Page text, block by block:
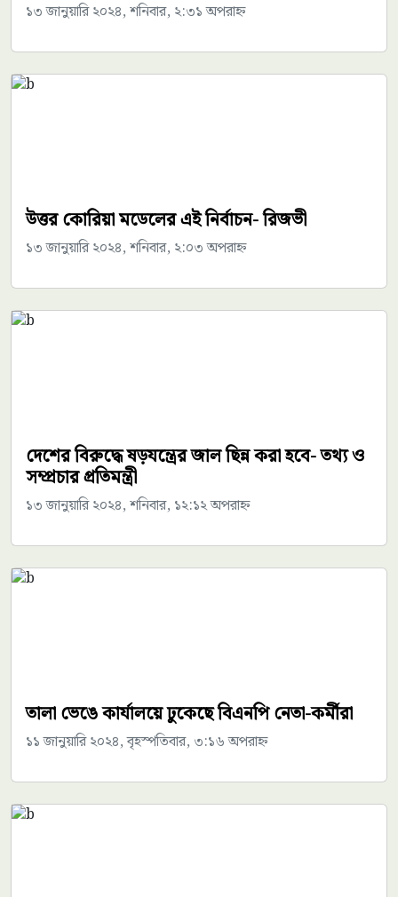
১৩ জানুয়ারি ২০২৪, শনিবার, ২:৩১ অপরাহ্ন
উত্তর কোরিয়া মডেলের এই নির্বাচন- রিজভী
১৩ জানুয়ারি ২০২৪, শনিবার, ২:০৩ অপরাহ্ন
দেশের বিরুদ্ধে ষড়যন্ত্রের জাল ছিন্ন করা হবে- তথ্য ও
সম্প্রচার প্রতিমন্ত্রী
১৩ জানুয়ারি ২০২৪, শনিবার, ১২:১২ অপরাহ্ন
তালা ভেঙে কার্যালয়ে ঢুকেছে বিএনপি নেতা-কর্মীরা
১১ জানুয়ারি ২০২৪, বৃহস্পতিবার, ৩:১৬ অপরাহ্ন